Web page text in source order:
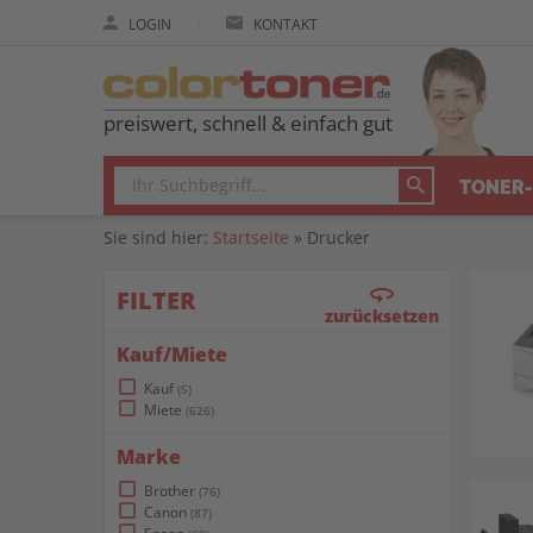
LOGIN KONTAKT
preiswert, schnell & einfach gut
Sie sind hier: Startseite » Drucker
FILTER 360
zurücksetzen
Kauf/Miete
check_box_outline_blank Kauf 5
check_box_outline_blank Miete 626
Marke
check_box_outline_blank Brother 76
check_box_outline_blank Canon 87